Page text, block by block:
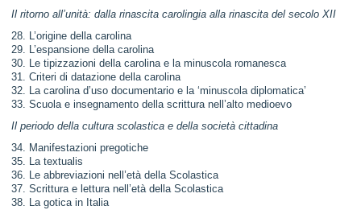
Il ritorno all’unità: dalla rinascita carolingia alla rinascita del secolo XII
28. L’origine della carolina
29. L’espansione della carolina
30. Le tipizzazioni della carolina e la minuscola romanesca
31. Criteri di datazione della carolina
32. La carolina d’uso documentario e la ‘minuscola diplomatica’
33. Scuola e insegnamento della scrittura nell’alto medioevo
Il periodo della cultura scolastica e della società cittadina
34. Manifestazioni pregotiche
35. La textualis
36. Le abbreviazioni nell’età della Scolastica
37. Scrittura e lettura nell’età della Scolastica
38. La gotica in Italia